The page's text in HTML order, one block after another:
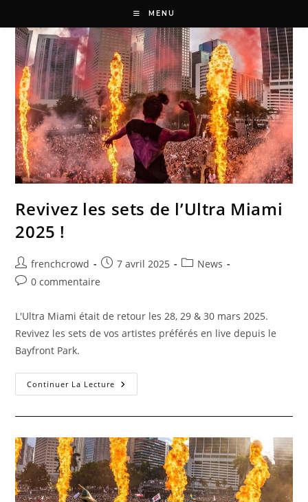
MENU
Revivez les sets de l’Ultra Miami
2025 !
frenchcrowd 7 avril 2025
News
0 commentaire
L'Ultra Miami était de retour les 28, 29 & 30 mars 2025.
Revivez les sets de vos artistes préférés en live depuis le
Bayfront Park.
Continuer La Lecture